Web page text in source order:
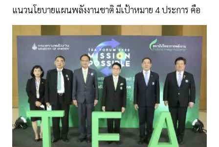
แนวนโยบายแผนพลังงานชาติ มีเป้าหมาย 4 ประการ คือ